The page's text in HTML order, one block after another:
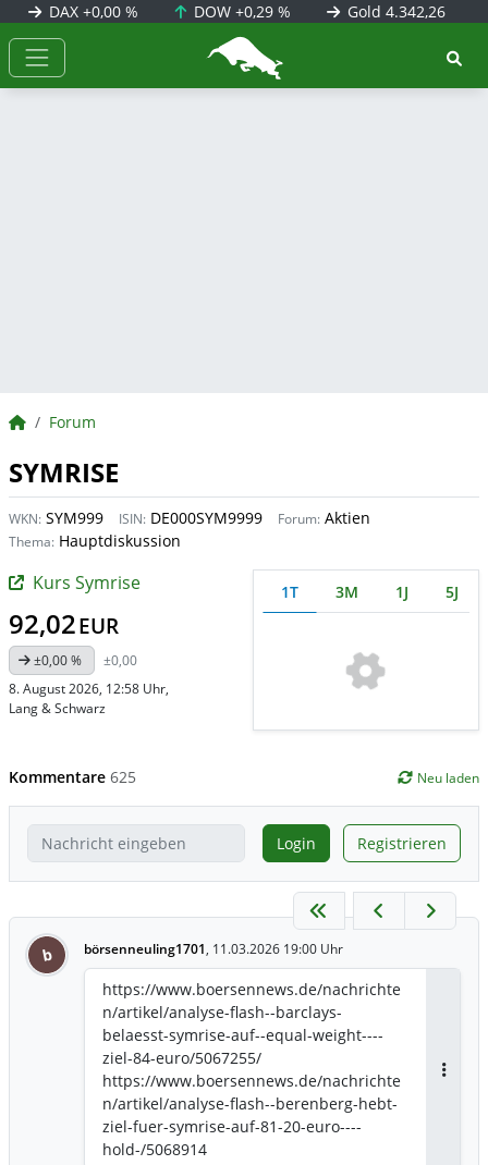
DAX +0,00 % DOW+0,29 % Gold 4.342,26
BörsenNEWS.de
BörsenNEWS.de
Forum
SYMRISE
WKN: SYM999 ISIN: DE000SYM9999 Forum: Aktien
Thema: Hauptdiskussion
Kurs Symrise
92,02EUR
±0,00 %
±0,00
8. August 2026, 12:58 Uhr,
Lang & Schwarz
1T 3M 1J 5J
Kommentare 625 Neu laden
Login Registrieren
b börsenneuling1701, 11.03.2026 19:00 Uhr
https://www.boersennews.de/nachrichte
n/artikel/analyse-flash--barclays-
belaesst-symrise-auf--equal-weight----
ziel-84-euro/5067255/
https://www.boersennews.de/nachrichte
n/artikel/analyse-flash--berenberg-hebt-
ziel-fuer-symrise-auf-81-20-euro----
hold-/5068914